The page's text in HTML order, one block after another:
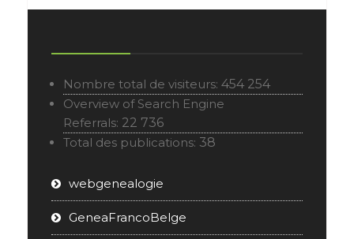
Nombre total de visiteurs: 454 254
Overview of Search Engine
Referrals: 22 736
Total des publications: 38
webgenealogie
GeneaFrancoBelge